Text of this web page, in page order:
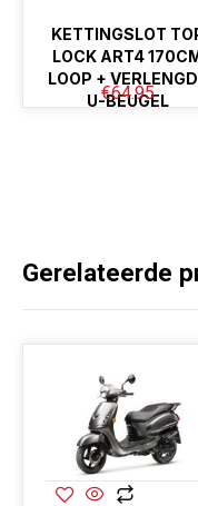
KETTINGSLOT
LOCK ART4
LOOP +
U-BEUGEL
€64.95
Gerelateerde